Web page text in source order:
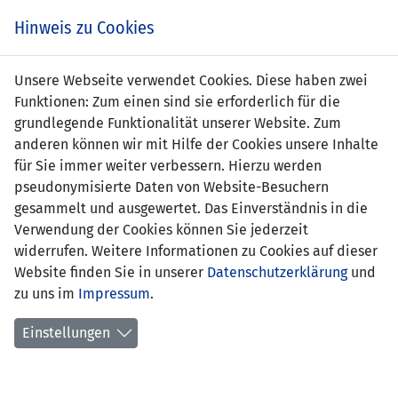
Inhalt
springen
Zur
Navigation
springen
EIN SPIEL. EIN TEAM. FÜRS LAND.
UEFA Development Tournament
Portugal 2023
Spielplan
Hinweis zu Cookies
Unsere Webseite verwendet Cookies. Diese haben zwei
Funktionen: Zum einen sind sie erforderlich für die
grundlegende Funktionalität unserer Website. Zum
anderen können wir mit Hilfe der Cookies unsere Inhalte
für Sie immer weiter verbessern. Hierzu werden
pseudonymisierte Daten von Website-Besuchern
gesammelt und ausgewertet. Das Einverständnis in die
Verwendung der Cookies können Sie jederzeit
widerrufen. Weitere Informationen zu Cookies auf dieser
Website finden Sie in unserer Datenschutzerklärungund
zu uns im Impressum.
Einstellungen